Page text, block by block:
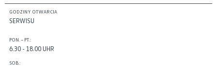
GODZINY OTWARCIA
SERWISU
PON. – PT.:
6.30 - 18.00 UHR
SOB.: